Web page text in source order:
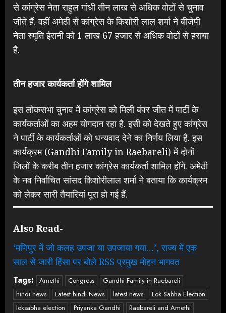
से कांग्रेस नेता राहुल गांधी तीन लाख से अधिक वोटों से चुनाव
जीते हैं. वहीं अमेठी से कांग्रेस के किशोरी लाल शर्मा ने बीजेपी
नेता स्मृति ईरानी को 1 लाख 67 हजार से अधिक वोटों से हराया
है.
तीन हजार कार्यकर्ता होंगे शामिल
इस लोकसभा चुनाव में कांग्रेस को मिली बंपर जीत में पार्टी के
कार्यकर्ताओं का अहम योगदान रहा है. इसी को देखते हुए कांग्रेस
ने पार्टी के कार्यकर्ताओं को धन्यवाद देने का निर्णय लिया है. इस
कार्यक्रम (Gandhi Family in Raebareli) में दोनों
जिलों के करीब तीन हजार कांग्रेस कार्यकर्ता शामिल होंगे. अमेठी
के नव निर्वाचित सांसद किशोरीलाल शर्मा ने बताया कि कार्यक्रम
को लेकर सारी तैयारियां पूरा हो गई हैं.
Also Read-
‘मणिपुर में जो कलह उपजा या उपजाया गया…’, राज्य में एक
साल से जारी हिंसा पर बोले RSS प्रमुख मोहन भागवत
Tags: Amethi Congress
Gandhi Family in Raebareli
hindi news
Latest hindi News latest news
Lok Sabha Election
loksabha election
Priyanka Gandhi
Raebareli and Amethi